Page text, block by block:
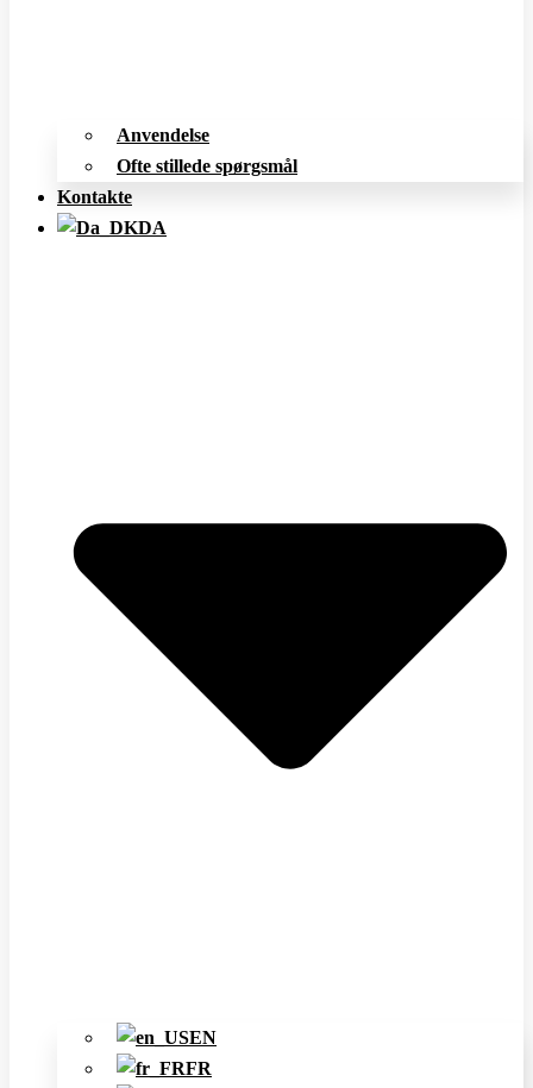
Anvendelse
Ofte stillede spørgsmål
Kontakte
DA
EN
FR